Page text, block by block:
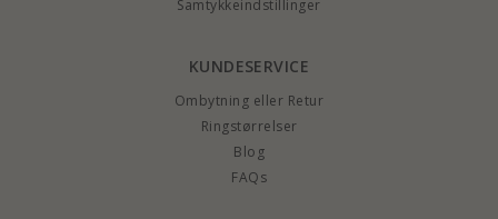
Samtykkeindstillinger
KUNDESERVICE
Ombytning eller Retur
Ringstørrelser
Blog
FAQs